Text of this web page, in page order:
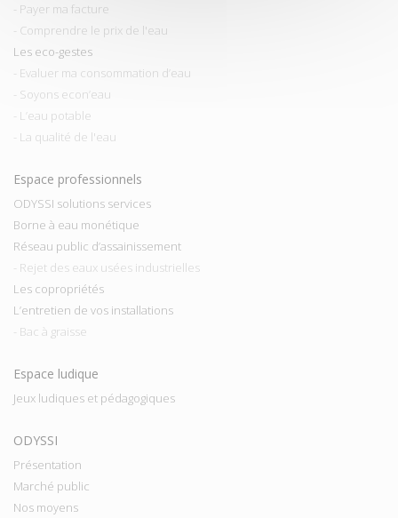
- Payer ma facture
- Comprendre le prix de l'eau
Les eco-gestes
- Evaluer ma consommation d’eau
- Soyons econ’eau
- L’eau potable
- La qualité de l'eau
Espace professionnels
ODYSSI solutions services
Borne à eau monétique
Réseau public d’assainissement
- Rejet des eaux usées industrielles
Les copropriétés
L’entretien de vos installations
- Bac à graisse
Espace ludique
Jeux ludiques et pédagogiques
ODYSSI
Présentation
Marché public
Nos moyens